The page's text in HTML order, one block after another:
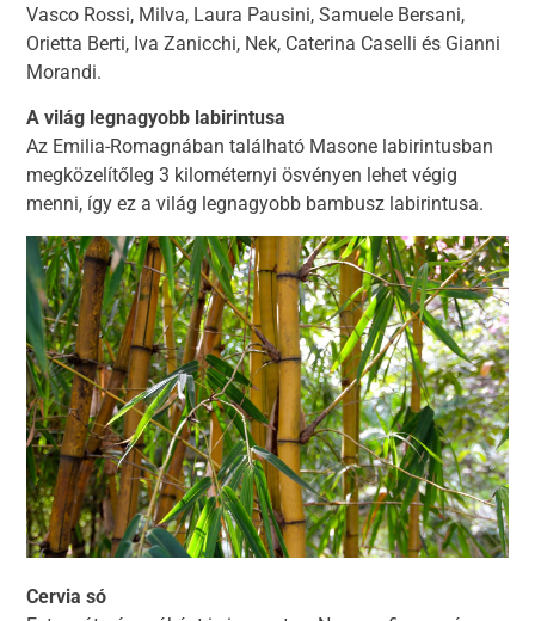
Vasco Rossi, Milva, Laura Pausini, Samuele Bersani,
Orietta Berti, Iva Zanicchi, Nek, Caterina Caselli és Gianni
Morandi.
A világ legnagyobb labirintusa
Az Emilia-Romagnában található Masone labirintusban
megközelítőleg 3 kilométernyi ösvényen lehet végig
menni, így ez a világ legnagyobb bambusz labirintusa.
Cervia só